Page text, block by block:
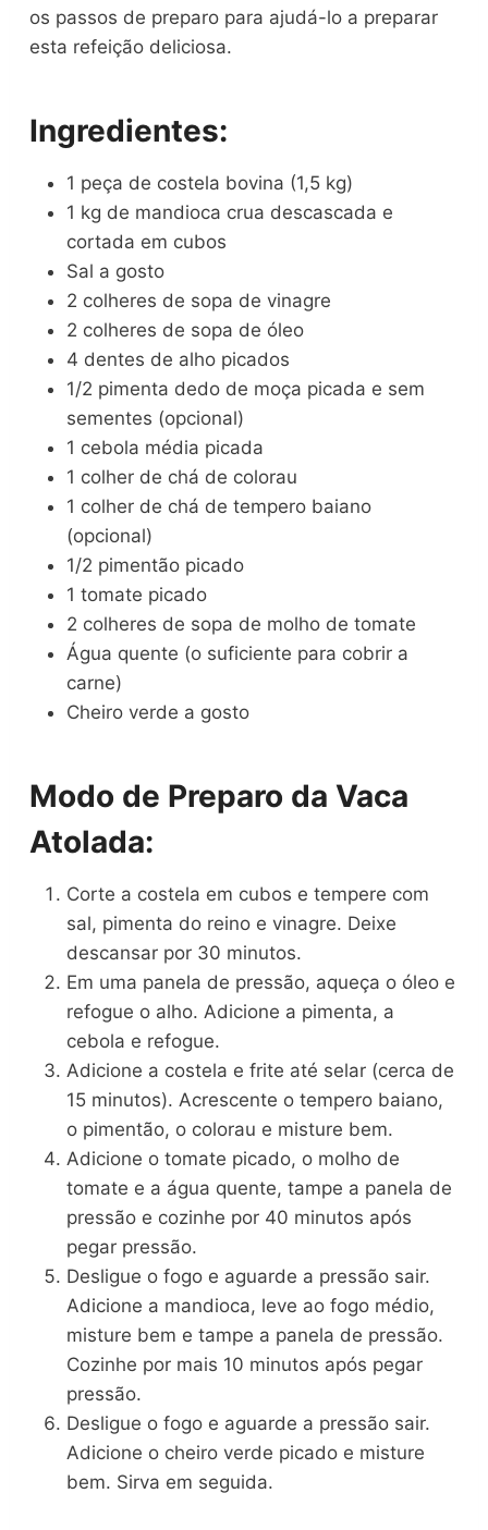
os passos de preparo para ajudá-lo a preparar
esta refeição deliciosa.
Ingredientes:
1 peça de costela bovina (1,5 kg)
1 kg de mandioca crua descascada e
cortada em cubos
Sal a gosto
2 colheres de sopa de vinagre
2 colheres de sopa de óleo
4 dentes de alho picados
1/2 pimenta dedo de moça picada e sem
sementes (opcional)
1 cebola média picada
1 colher de chá de colorau
1 colher de chá de tempero baiano
(opcional)
1/2 pimentão picado
1 tomate picado
2 colheres de sopa de molho de tomate
Água quente (o suficiente para cobrir a
carne)
Cheiro verde a gosto
Modo de Preparo da Vaca
Atolada:
Corte a costela em cubos e tempere com
sal, pimenta do reino e vinagre. Deixe
descansar por 30 minutos.
Em uma panela de pressão, aqueça o óleo e
refogue o alho. Adicione a pimenta, a
cebola e refogue.
Adicione a costela e frite até selar (cerca de
15 minutos). Acrescente o tempero baiano,
o pimentão, o colorau e misture bem.
Adicione o tomate picado, o molho de
tomate e a água quente, tampe a panela de
pressão e cozinhe por 40 minutos após
pegar pressão.
Desligue o fogo e aguarde a pressão sair.
Adicione a mandioca, leve ao fogo médio,
misture bem e tampe a panela de pressão.
Cozinhe por mais 10 minutos após pegar
pressão.
Desligue o fogo e aguarde a pressão sair.
Adicione o cheiro verde picado e misture
bem. Sirva em seguida.